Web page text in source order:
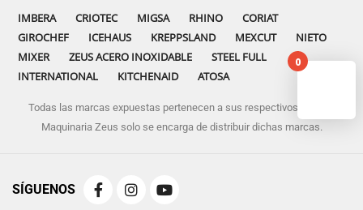
IMBERA
CRIOTEC MIGSA RHINO
CORIAT
GIROCHEF
ICEHAUS KREPPSLAND MEXCUT
NIETO
MIXER
ZEUS ACERO INOXIDABLE
STEEL FULL
INTERNATIONAL
KITCHENAID ATOSA
Todas las marcas expuestas pertenecen a sus respectivos dueños
Maquinaria Zeus solo se encarga de distribuir dichas marcas.
SÍGUENOS
0